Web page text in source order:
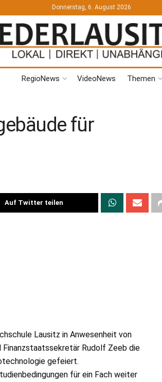
Donnerstag, 6. August 2026
RegioNews VideoNews Themen
für
Auf Twitter teilen
Lausitz in Anwesenheit von
Finanzstaatssekretär Rudolf Zeeb die
gefeiert.
für ein Fach weiter